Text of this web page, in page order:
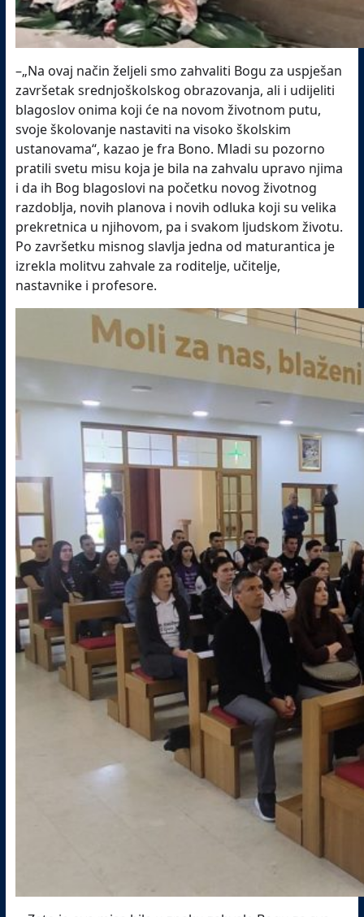
–„Na ovaj način željeli smo zahvaliti Bogu za uspješan
završetak srednjoškolskog obrazovanja, ali i udijeliti
blagoslov onima koji će na novom životnom putu,
svoje školovanje nastaviti na visoko školskim
ustanovama“, kazao je fra Bono. Mladi su pozorno
pratili svetu misu koja je bila na zahvalu upravo njima
i da ih Bog blagoslovi na početku novog životnog
razdoblja, novih planova i novih odluka koji su velika
prekretnica u njihovom, pa i svakom ljudskom životu.
Po završetku misnog slavlja jedna od maturantica je
izrekla molitvu zahvale za roditelje, učitelje,
nastavnike i profesore.